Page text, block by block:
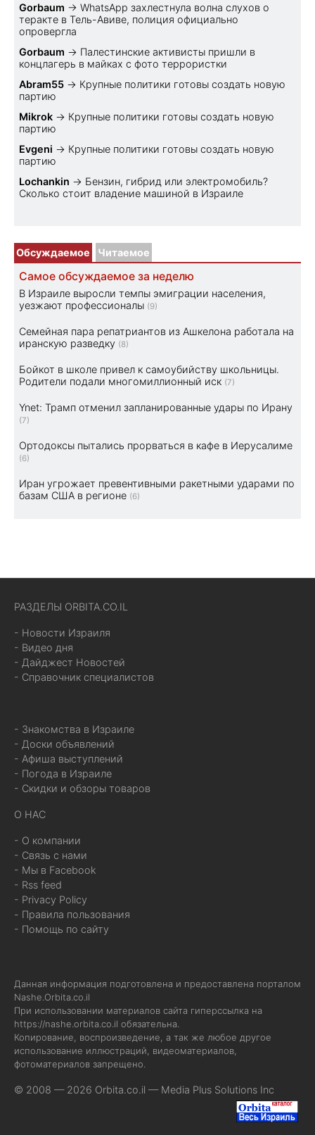
Gorbaum → WhatsApp захлестнула волна слухов о
теракте в Тель-Авиве, полиция официально
опровергла
Gorbaum → Палестинские активисты пришли в
концлагерь в майках с фото террористки
Abram55 → Крупные политики готовы создать новую
партию
Mikrok → Крупные политики готовы создать новую
партию
Evgeni → Крупные политики готовы создать новую
партию
Lochankin → Бензин, гибрид или электромобиль?
Cколько стоит владение машиной в Израиле
Обсуждаемое Читаемое
Самое обсуждаемое за неделю
В Израиле выросли темпы эмиграции населения,
уезжают профессионалы (9)
Семейная пара репатриантов из Ашкелона работала на
иранскую разведку (8)
Бойкот в школе привел к самоубийству школьницы.
Родители подали многомиллионный иск (7)
Ynet: Трамп отменил запланированные удары по Ирану
(7)
Ортодоксы пытались прорваться в кафе в Иерусалиме
(6)
Иран угрожает превентивными ракетными ударами по
базам США в регионе (6)
РАЗДЕЛЫ ORBITA.CO.IL
- Новости Израиля
- Видео дня
- Дайджест Новостей
- Справочник специалистов
- Знакомства в Израиле
- Доски объявлений
- Афиша выступлений
- Погода в Израиле
- Скидки и обзоры товаров
О НАС
- О компании
- Связь с нами
- Мы в Facebook
- Rss feed
- Privacy Policy
- Правила пользования
- Помощь по сайту
Данная информация подготовлена и предоставлена порталом
Nashe.Orbita.co.il
При использовании материалов сайта гиперссылка на
https://nashe.orbita.co.il обязательна.
Копирование, воспроизведение, а так же любое другое
использование иллюстраций, видеоматериалов,
фотоматериалов запрещено.
© 2008 — 2026 Orbita.co.il — Media Plus Solutions Inc